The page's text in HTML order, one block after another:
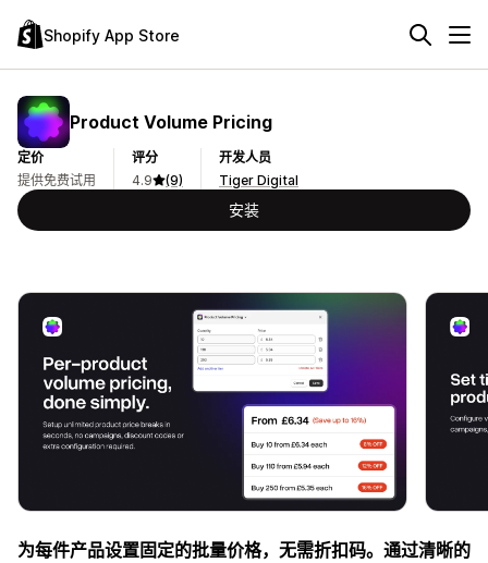
Shopify App Store
Product Volume Pricing
定价
提供免费试用
评分
4.9
(9)
开发人员
Tiger Digital
安装
为每件产品设置固定的批量价格，无需折扣码。通过清晰的